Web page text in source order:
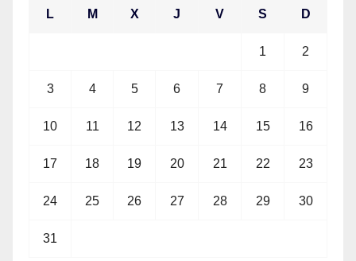
L M X J V S D
1 2
3 4 5 6 7 8 9
10 11 12 13 14 15 16
17 18 19 20 21 22 23
24 25 26 27 28 29 30
31